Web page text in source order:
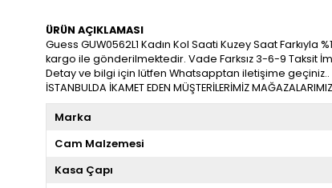
ÜRÜN AÇIKLAMASI
Guess GUW0562L1 Kadın Kol Saati Kuzey Saat
kargo ile gönderilmektedir. Vade Farksız 3-6-9 Taksit
Detay ve bilgi için lütfen Whatsapptan iletişime geçiniz..
İSTANBULDA İKAMET EDEN MÜŞTERİLERİMİZ
Marka
Cam Malzemesi
Kasa Çapı